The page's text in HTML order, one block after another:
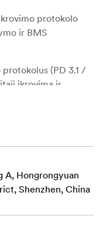
protokolo
ir BMS
(PD 3.1 /
įkrovimą ir
apsaugą nuo
USB-C / USB-A /
kuriomis galima
A, Hongrongyuan
Shenzhen, China